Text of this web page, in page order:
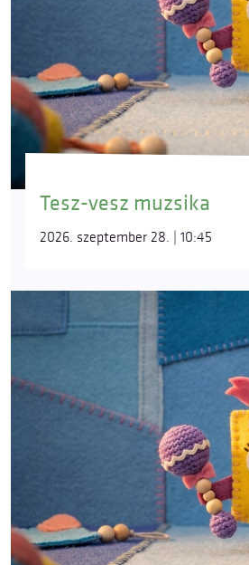
Tesz-vesz muzsika
2026. szeptember 28. | 10:45